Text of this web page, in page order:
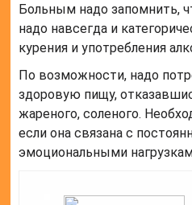
Больным надо запомнить,
надо навсегда и
курения и употребления
По возможности, надо
здоровую пищу,
жареного, соленого.
если она связана с
эмоциональными